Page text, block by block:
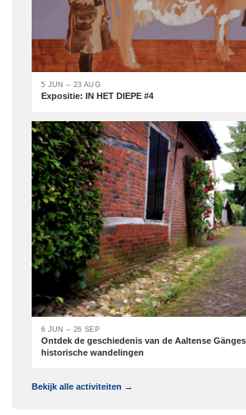
5 JUN – 23 AUG
Expositie: IN HET DIEPE #4
6 JUN – 26 SEP
Ontdek de geschiedenis van de Aaltense
historische wandelingen
Bekijk alle activiteiten →